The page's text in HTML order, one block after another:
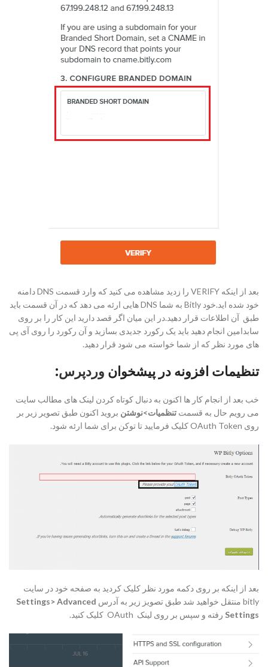
بعد از اینکه VERIFY را زدید مشاهده می کنید که وارد قسمت DNS دامنه
خود شده اید.خود Bitly به شما DNS هایی ارئه می دهد که در آن قسمت باید
طبق آن اطلاعات قرار دهید.در این میان اگر قصد دارید این کار را بر روی
سابدامین انجام دهید باید یک رکورد جدیدی بسازید و آن رکورد را روی آی پی
های مورد نظر که از شما خواسته می شود قرار دهید.
تنظیمات افزونه در پیشخوان وردپرس:
خب بعد از انجام کار ها اکنون به دنبال کوتاه کردن لینک های مطالب سایت
می رویم حال به قسمت تنظمیات>نوشتن بروید اکنون طبق تصویر زیر بر
روی OAuth Token کلیک فرمایید تا توکن برای شما ارئه شود.
بعد از اینکه بر روی دکمه مورد نظر کلیک کردید به صفحه خود در سایت
bitly منتقل خواهید شد طبق تصویز زیر به آدرس
Settings> Advanced
Settings رفته و سپس بر روی لینک OAuth کلیک کنید.